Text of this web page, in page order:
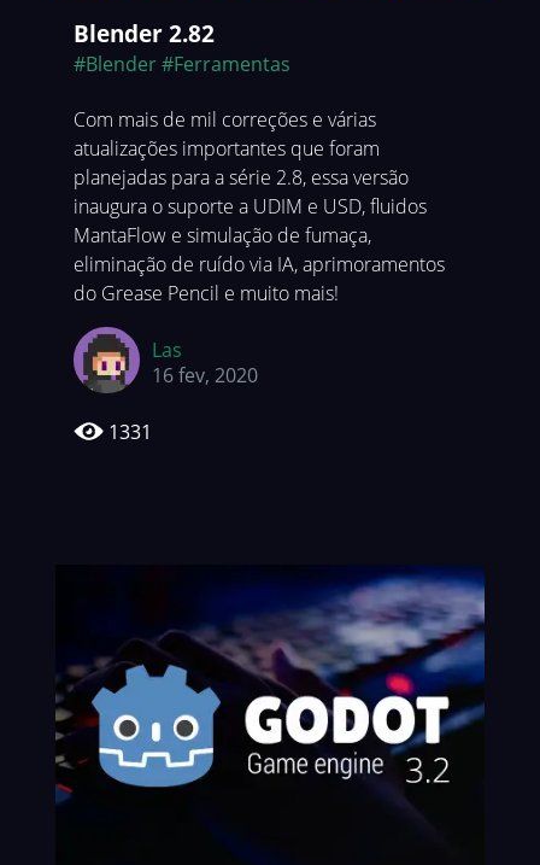
Blender 2.82
#Blender#Ferramentas
Com mais de mil correções e várias
atualizações importantes que foram
planejadas para a série 2.8, essa versão
inaugura o suporte a UDIM e USD, fluidos
MantaFlow e simulação de fumaça,
eliminação de ruído via IA, aprimoramentos
do Grease Pencil e muito mais!
Las
16 fev, 2020
1331